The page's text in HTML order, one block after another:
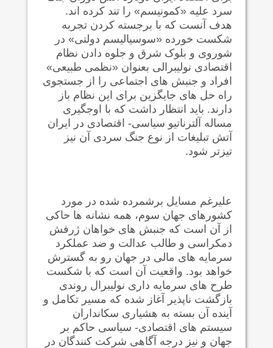
سرد علیه «کمونیسم» را تند کرده اند.
هدف آنست که با برجسته کردن تجربه
شکست خورده «سوسیالیسم دولتی» در
شوروی و بلوک شرق و جلوه دادن نظام
اقتصادی نولیبرالی بعنوان «نظمی طبیعی»
افراد و جنبش های اجتماعی را از جستجوی
راه حل های جایگزین برای این نظام باز
دارند. باید انتظار داشت که با اوجگیری
مساله آلترناتیو سیاسی- اقتصادی در ایران
آتش تبلیغات از نوع جنگ سردی آن نیز
تیزتر شود.
علیرغم مسایل برشمرده شده در مورد
کشورهای جهان سوم، همه نشانه ها حاکی
از آن است که جنبش های خواهان ژرفش
دمکراسی و طالب عدالت و ضد عملکرد
سرمایه های مالی در جهان رو به گسترش
خواهد بود. واقعیت آن است که با شکست
طرح های سرمایه داری نولیبرال روندی
بازگشت ناپذیر آغاز شده که مسیر تکامل و
آینده آن بسته به هشیاری سکانداران
سیستم های اقتصادی- سیاسی حاکم بر
جهان و نیز درجه آگاهی شرکت کنندگان در